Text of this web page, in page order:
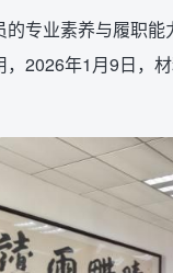
专业素养与履职
2026年1月9日，